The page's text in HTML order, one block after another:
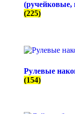
(ручейковые,
(225)
Рулевые
(154)